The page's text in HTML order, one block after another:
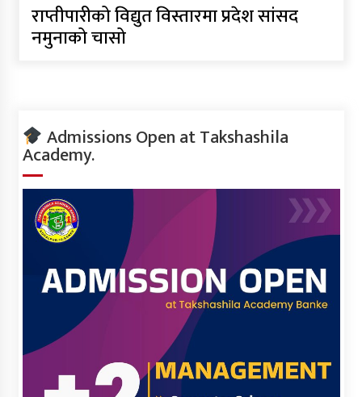
राप्तीपारीको विद्युत विस्तारमा प्रदेश सांसद
नमुनाको चासो
Admissions Open at Takshashila
Academy.